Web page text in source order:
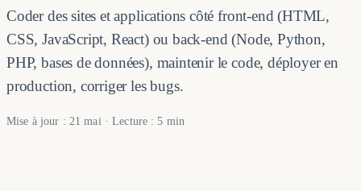
Coder des sites et applications côté front-end (HTML,
CSS, JavaScript, React) ou back-end (Node, Python,
PHP, bases de données), maintenir le code, déployer en
production, corriger les bugs.
Mise à jour : 21 mai · Lecture : 5 min